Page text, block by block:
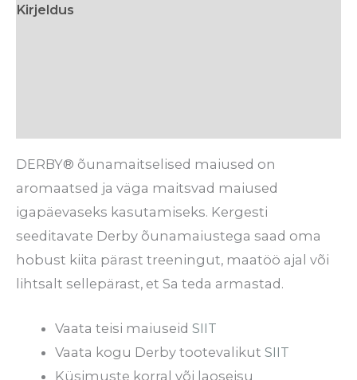
Kirjeldus
DERBY® õunamaitselised maiused on
aromaatsed ja väga maitsvad maiused
igapäevaseks kasutamiseks. Kergesti
seeditavate Derby õunamaiustega saad oma
hobust kiita pärast treeningut, maatöö ajal või
lihtsalt sellepärast, et Sa teda armastad.
Vaata teisi maiuseidSIIT
Vaata kogu Derby tootevalikutSIIT
Küsimuste korral või laoseisu